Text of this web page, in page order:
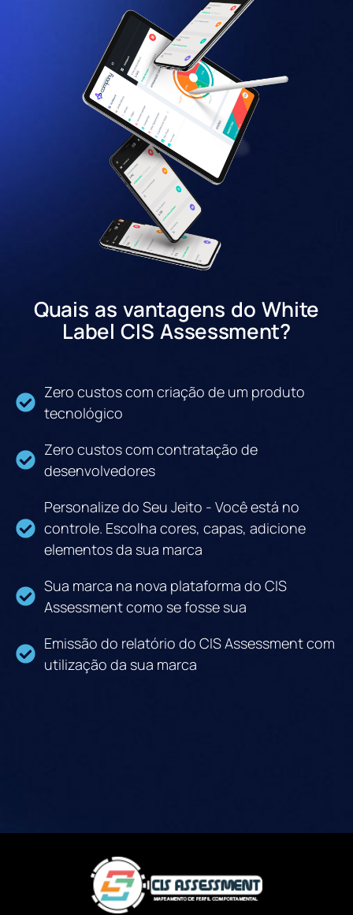
Quais as vantagens do White
Label CIS Assessment?
Zero custos com criação de um produto
tecnológico
Zero custos com contratação de
desenvolvedores
Personalize do Seu Jeito - Você está no
controle. Escolha cores, capas, adicione
elementos da sua marca
Sua marca na nova plataforma do CIS
Assessment como se fosse sua
Emissão do relatório do CIS Assessment com
utilização da sua marca